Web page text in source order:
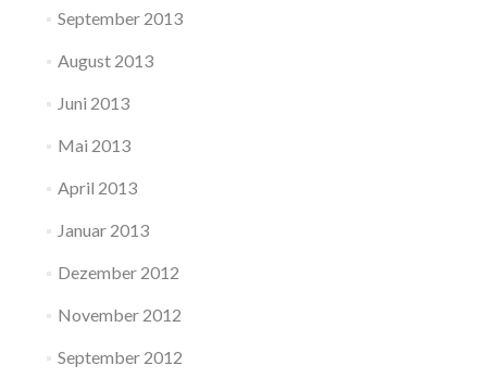
September 2013
August 2013
Juni 2013
Mai 2013
April 2013
Januar 2013
Dezember 2012
November 2012
September 2012